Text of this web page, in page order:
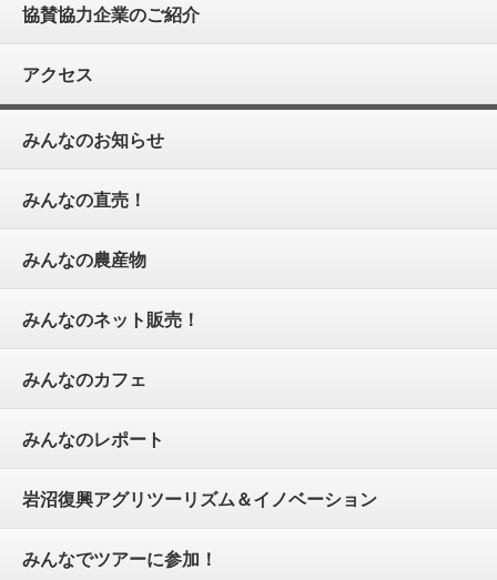
協賛協力企業のご紹介
アクセス
みんなのお知らせ
みんなの直売！
みんなの農産物
みんなのネット販売！
みんなのカフェ
みんなのレポート
岩沼復興アグリツーリズム＆イノベーション
みんなでツアーに参加！